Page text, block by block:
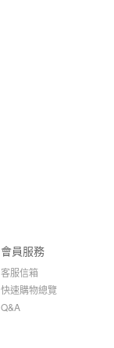
會員服務
客服信箱
快速購物總覽
Q&A